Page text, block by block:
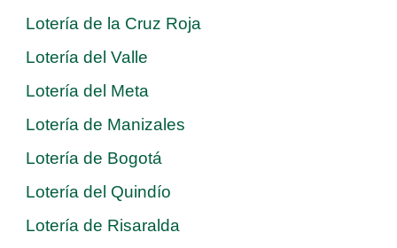
Lotería de la Cruz Roja
Lotería del Valle
Lotería del Meta
Lotería de Manizales
Lotería de Bogotá
Lotería del Quindío
Lotería de Risaralda